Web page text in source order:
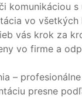
komunikáciou s
vo všetkých
vás krok za
vo firme a
–
presne